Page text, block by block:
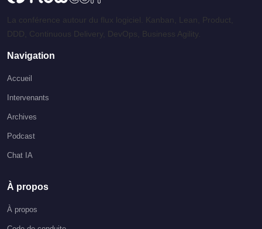
La conférence autour du flux logiciel. Kanban, Lean, Product,
DDD, Continuous Delivery, DevOps, Business Agility.
Navigation
Accueil
Intervenants
Archives
Podcast
Chat IA
À propos
À propos